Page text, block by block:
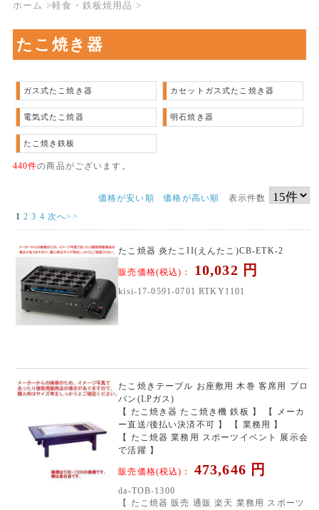
ホーム 軽食・鉄板焼用品
たこ焼き器
ガス式たこ焼き器 カセットガス式たこ焼き器
電気式たこ焼器 明石焼き器
たこ焼き鉄板
440件の商品がございます。
価格が安い順 価格が高い順 表示件数
1 2 3 4 次へ>>
たこ焼器 炎たこII(えんたこ)CB-ETK-2
販売価格(税込)： 10,032 円
kisi-17-0591-0701 RTKY1101
たこ焼きテーブル お座敷用 木巻 客席用 プロ
パン(LPガス)
【 たこ焼き器 たこ焼き機 鉄板 】 【 メーカ
ー直送/後払い決済不可 】 【 業務用 】
【 たこ焼器 業務用 スポーツイベント 展示会
で活躍 】
販売価格(税込)： 473,646 円
da-TOB-1300
【 たこ焼器 販売 通販 楽天 業務用 スポーツ